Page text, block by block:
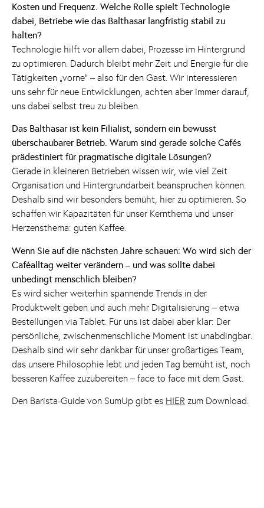
Kosten und Frequenz. Welche Rolle spielt Technologie
dabei, Betriebe wie das Balthasar langfristig stabil zu
halten?
Technologie hilft vor allem dabei, Prozesse im Hintergrund
zu optimieren. Dadurch bleibt mehr Zeit und Energie für die
Tätigkeiten „vorne“ – also für den Gast. Wir interessieren
uns sehr für neue Entwicklungen, achten aber immer darauf,
uns dabei selbst treu zu bleiben.
Das Balthasar ist kein Filialist, sondern ein bewusst
überschaubarer Betrieb. Warum sind gerade solche Cafés
prädestiniert für pragmatische digitale Lösungen?
Gerade in kleineren Betrieben wissen wir, wie viel Zeit
Organisation und Hintergrundarbeit beanspruchen können.
Deshalb sind wir besonders bemüht, hier zu optimieren. So
schaffen wir Kapazitäten für unser Kernthema und unser
Herzensthema: guten Kaffee.
Wenn Sie auf die nächsten Jahre schauen: Wo wird sich der
Caféalltag weiter verändern – und was sollte dabei
unbedingt menschlich bleiben?
Es wird sicher weiterhin spannende Trends in der
Produktwelt geben und auch mehr Digitalisierung – etwa
Bestellungen via Tablet. Für uns ist dabei aber klar: Der
persönliche, zwischenmenschliche Moment ist unabdingbar.
Deshalb sind wir sehr dankbar für unser großartiges Team,
das unsere Philosophie lebt und jeden Tag bemüht ist, noch
besseren Kaffee zuzubereiten – face to face mit dem Gast.
Den Barista-Guide von SumUp gibt es HIER zum Download.